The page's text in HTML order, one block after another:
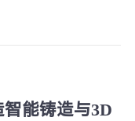
能铸造与3D